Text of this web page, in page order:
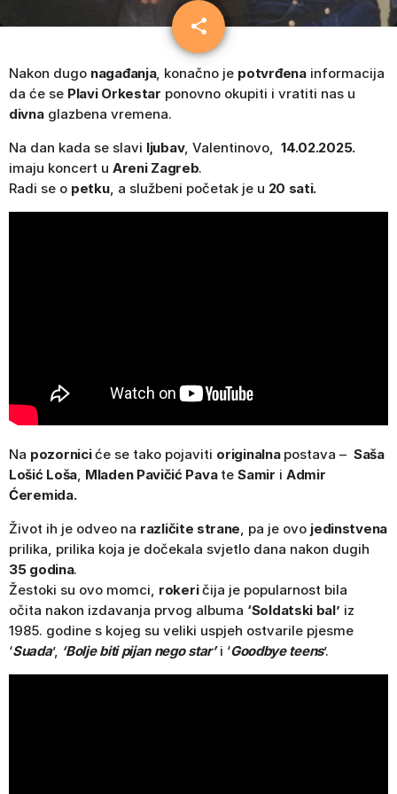
share
email
Nakon dugo nagađanja, konačno je potvrđenainformacija
da će se Plavi Orkestar ponovno okupiti i vratiti nas u
divnaglazbena vremena.
Na dan kada se slavi ljubav, Valentinovo,14.02.2025.
imaju koncert u Areni Zagreb.
Radi se o petku, a službeni početak je u 20 sati.
Na pozorniciće se tako pojaviti originalnapostava – Saša
Lošić Loša Mladen Pavičić PavateSamir i Admir
Ćeremida.
Život ih je odveo na različite strane , pa je ovo jedinstvena
prilika, prilika koja je dočekala svjetlo dana nakon dugih
35 godina.
Žestoki su ovo momci, rokeričija je popularnost bila
očita nakon izdavanja prvog albuma ‘Soldatski bal’ iz
1985. godine s kojeg su veliki uspjeh ostvarile pjesme
‘Suada’, ‘Bolje biti pijan nego star’i ‘Goodbye teens’.